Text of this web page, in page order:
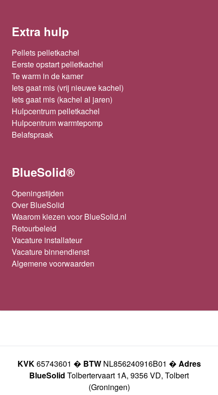
Extra hulp
Pellets pelletkachel
Eerste opstart pelletkachel
Te warm in de kamer
Iets gaat mis (vrij nieuwe kachel)
Iets gaat mis (kachel al jaren)
Hulpcentrum pelletkachel
Hulpcentrum warmtepomp
Belafspraak
BlueSolid®
Openingstijden
Over BlueSolid
Waarom kiezen voor BlueSolid.nl
Retourbeleid
Vacature installateur
Vacature binnendienst
Algemene voorwaarden
KVK65743601 � BTWNL856240916B01 � Adres
BlueSolid Tolbertervaart 1A, 9356 VD, Tolbert
(Groningen)